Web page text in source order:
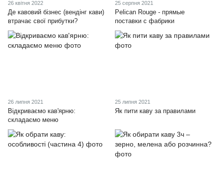
26 квітня 2022
Де кавовий бізнес (вендінг кави)
втрачає свої прибутки?
25 серпня 2021
Pelican Rouge - прямые
поставки с фабрики
26 липня 2021
Відкриваємо кав'ярню:
складаємо меню
25 липня 2021
Як пити каву за правилами